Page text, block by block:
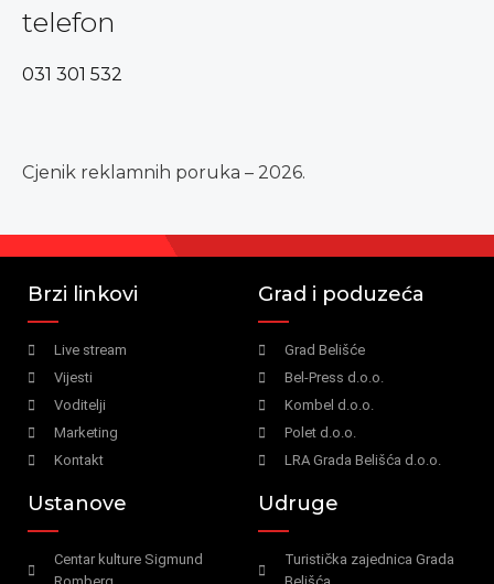
telefon
031 301 532
Cjenik reklamnih poruka – 2026.
Brzi linkovi
Live stream
Vijesti
Voditelji
Marketing
Kontakt
Grad i poduzeća
Grad Belišće
Bel-Press d.o.o.
Kombel d.o.o.
Polet d.o.o.
LRA Grada Belišća d.o.o.
Ustanove
Centar kulture Sigmund
Udruge
Turistička zajednica Grada